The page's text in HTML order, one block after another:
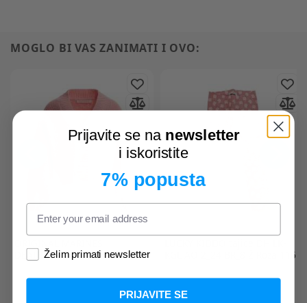
MOGLO BI VAS ZANIMATI I OVO:
DEAL3566F vesta
KGL AO 2_24 BR_8 Ž Roza 116
Prijavite se na newsletter
i iskoristite
7% popusta
Želim primati newsletter
PRIJAVITE SE